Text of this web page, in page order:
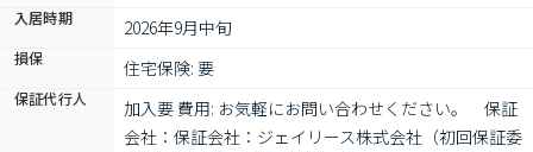
入居時期 2026年9月中旬
損保 住宅保険: 要
保証代行人
加入要 費用: お気軽にお問い合わせください。　保証
会社：保証会社：ジェイリース株式会社（初回保証委